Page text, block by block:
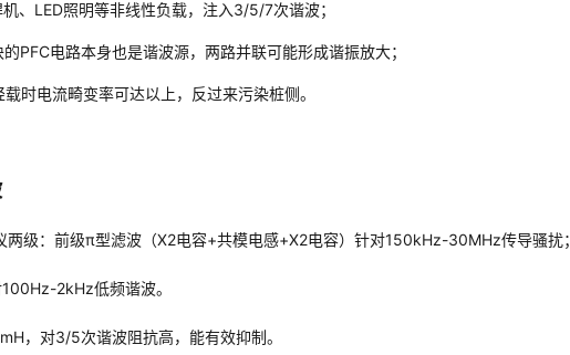
、LED照明等非线性负载，注入3/5/7次谐波；
PFC电路本身也是谐波源，两路并联可能形成谐振放大；
时电流畸变率可达以上，反过来污染桩侧。
两级：前级π型滤波（X2电容+共模电感+X2电容）针对150kHz-30MHz传导骚扰；
2kHz低频谐波。
，对3/5次谐波阻抗高，能有效抑制。